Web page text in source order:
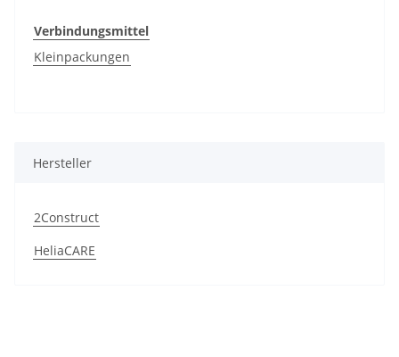
Verbindungsmittel
Kleinpackungen
Hersteller
2Construct
HeliaCARE